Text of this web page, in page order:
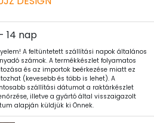
14 nap
A feltüntetett szállítási napok általános
számok. A termékkészlet folyamatos
és az importok beérkezése miatt ez
(kevesebb és több is lehet). A
szállítási dátumot a raktárkészlet
illetve a gyártó által visszaigazolt
alapján küldjük ki Önnek.